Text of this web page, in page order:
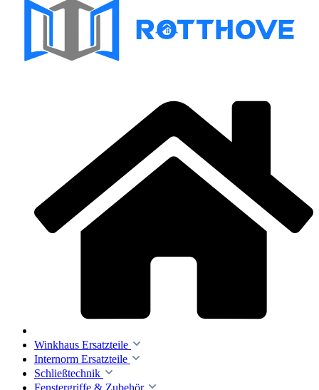
Winkhaus Ersatzteile
Internorm Ersatzteile
Schließtechnik
Fenstergriffe & Zubehör